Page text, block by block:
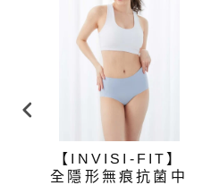
【INVISI-FIT】
全隱形無痕抗菌中